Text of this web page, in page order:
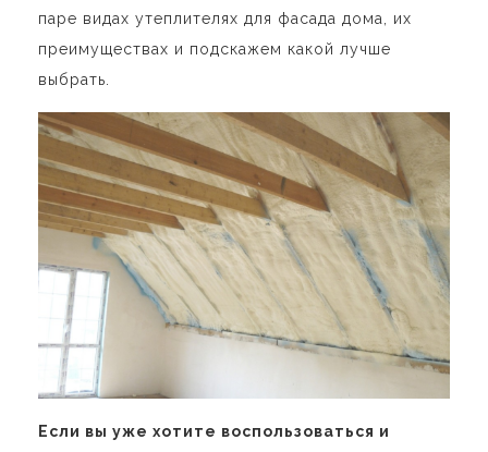
паре видах утеплителях для фасада дома, их
преимуществах и подскажем какой лучше
выбрать.
Если вы уже хотите воспользоваться и